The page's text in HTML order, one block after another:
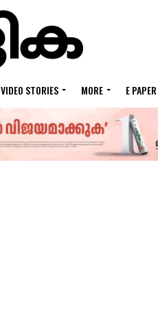
VIDEO STORIES MORE E PAPER